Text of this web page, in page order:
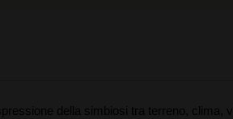
della simbiosi tra terreno, clima,